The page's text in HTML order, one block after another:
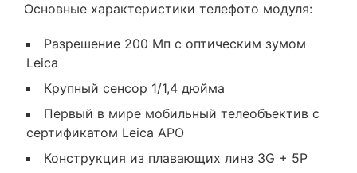
Основные характеристики телефото модуля:
Разрешение 200 Мп с оптическим зумом
Leica
Крупный сенсор 1/1,4 дюйма
Первый в мире мобильный телеобъектив с
сертификатом Leica APO
Конструкция из плавающих линз 3G + 5P